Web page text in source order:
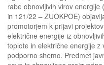
rabe obnovljivih virov energije
in 121/22 – ZUOKPOE)
promotorjem k prijavi
električne energije iz
toplote in električne energije
podporno shemo. Predmet